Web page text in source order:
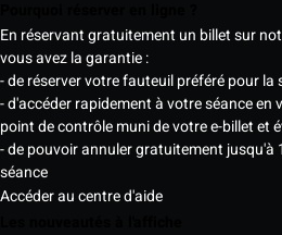
En réservant gratuitement un billet sur
vous avez la garantie :
- de réserver votre fauteuil préféré pour la
- d'accéder rapidement à votre séance
point de contrôle muni de votre e-billet et
- de pouvoir annuler gratuitement jusqu'à
séance
Accéder au centre d'aide